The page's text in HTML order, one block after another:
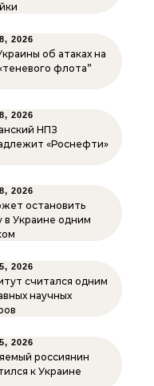
2026
об атаках на
флота”
2026
НПЗ
«Роснефти»
2026
остановить
в Украине одним
2026
считался одним
научных
2026
россиянин
к Украине